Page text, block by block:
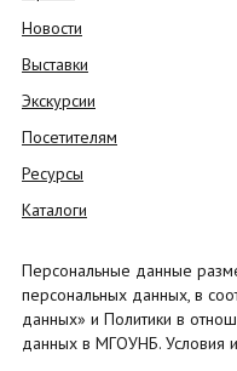
Новости
Выставки
Экскурсии
Посетителям
Ресурсы
Каталоги
Персональные данные
персональных данных, в
данных» и Политики в
данных в МГОУНБ. Условия